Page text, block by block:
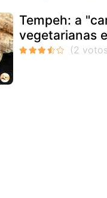
Tempeh: a
vegetarianas